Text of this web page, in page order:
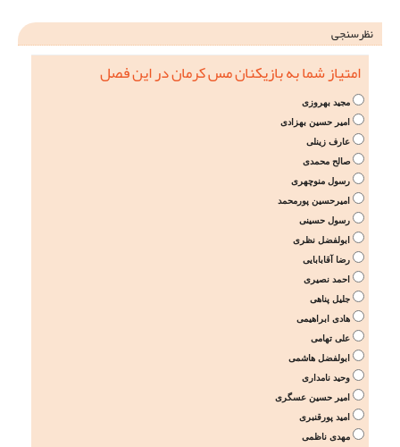
نظرسنجی
امتیاز شما به بازیکنان مس کرمان در این فصل
مجید بهروزی
امیر حسین بهزادی
عارف زینلی
صالح محمدی
رسول منوچهری
امیرحسین پورمحمد
رسول حسینی
ابولفضل نظری
رضا آقابابایی
احمد نصیری
جلیل پناهی
هادی ابراهیمی
علی تهامی
ابولفضل هاشمی
وحید نامداری
امیر حسین عسگری
امید پورقنبری
مهدی ناظمی